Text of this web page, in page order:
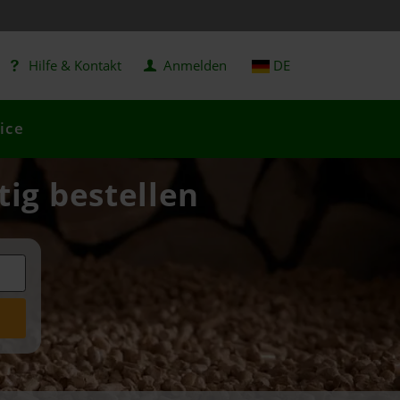
Hilfe & Kontakt Anmelden DE
bestellen